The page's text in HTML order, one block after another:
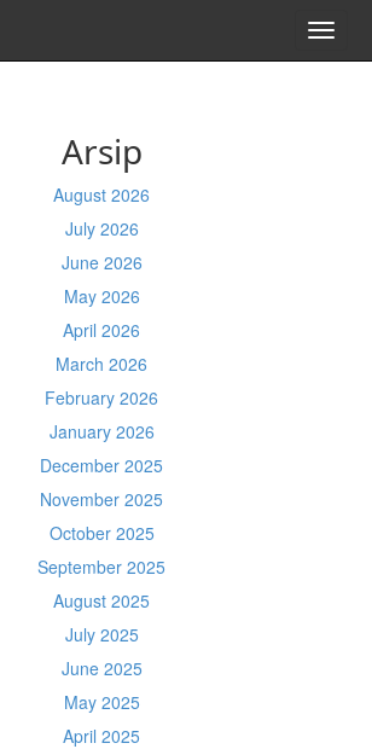
Arsip
August 2026
July 2026
June 2026
May 2026
April 2026
March 2026
February 2026
January 2026
December 2025
November 2025
October 2025
September 2025
August 2025
July 2025
June 2025
May 2025
April 2025